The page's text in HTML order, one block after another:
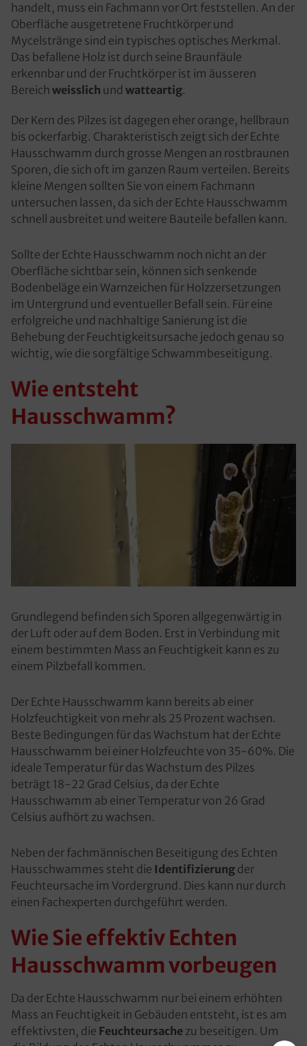
handelt, muss ein Fachmann vor Ort feststellen. An der
Oberfläche ausgetretene Fruchtkörper und
Mycelstränge sind ein typisches optisches Merkmal.
Das befallene Holz ist durch seine Braunfäule
erkennbar und der Fruchtkörper ist im äusseren
Bereich weisslich und watteartig.
Der Kern des Pilzes ist dagegen eher orange, hellbraun
bis ockerfarbig. Charakteristisch zeigt sich der Echte
Hausschwamm durch grosse Mengen an rostbraunen
Sporen, die sich oft im ganzen Raum verteilen. Bereits
kleine Mengen sollten Sie von einem Fachmann
untersuchen lassen, da sich der Echte Hausschwamm
schnell ausbreitet und weitere Bauteile befallen kann.
Sollte der Echte Hausschwamm noch nicht an der
Oberfläche sichtbar sein, können sich senkende
Bodenbeläge ein Warnzeichen für Holzzersetzungen
im Untergrund und eventueller Befall sein. Für eine
erfolgreiche und nachhaltige Sanierung ist die
Behebung der Feuchtigkeitsursache jedoch genau so
wichtig, wie die sorgfältige Schwammbeseitigung.
Wie entsteht
Hausschwamm?
Grundlegend befinden sich Sporen allgegenwärtig in
der Luft oder auf dem Boden. Erst in Verbindung mit
einem bestimmten Mass an Feuchtigkeit kann es zu
einem Pilzbefall kommen.
Der Echte Hausschwamm kann bereits ab einer
Holzfeuchtigkeit von mehr als 25 Prozent wachsen.
Beste Bedingungen für das Wachstum hat der Echte
Hausschwamm bei einer Holzfeuchte von 35-60%. Die
ideale Temperatur für das Wachstum des Pilzes
beträgt 18-22 Grad Celsius, da der Echte
Hausschwamm ab einer Temperatur von 26 Grad
Celsius aufhört zu wachsen.
Neben der fachmännischen Beseitigung des Echten
Hausschwammes steht die Identifizierung der
Feuchteursache im Vordergrund. Dies kann nur durch
einen Fachexperten durchgeführt werden.
Wie Sie effektiv Echten
Hausschwamm vorbeugen
Da der Echte Hausschwamm nur bei einem erhöhten
Mass an Feuchtigkeit in Gebäuden entsteht, ist es am
effektivsten, die Feuchteursache zu beseitigen. Um